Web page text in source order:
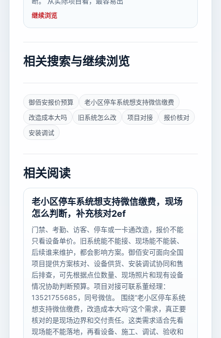
继续浏览
相关搜索与继续浏览
御佰安报价预算
老小区停车系统想支持微信缴费
改造成本大吗
旧系统怎么改 项目对接
报价核对
安装调试
相关阅读
老小区停车系统想支持微信缴费，现场
怎么判断，补充核对2ef
门禁、考勤、访客、停车或一卡通改造，报价不能
只看设备单价。旧系统能不能接、现场能不能装、
后续谁来维护，都会影响方案。御佰安可面向全国
项目提供方案核对、设备供货、安装调试协同和售
后排查，可先根据点位数量、现场照片和现有设备
情况协助判断预算。项目对接可联系董经理：
13521755685，同号微信。 围绕“老小区停车系统
想支持微信缴费，改造成本大吗”这个需求，真正要
核对的是现场边界和交付责任。这类需求适合先看
现场能不能落地，再看设备、施工、调试、验收和